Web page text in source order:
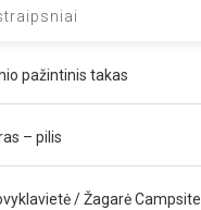
pažintinis takas
– pilis
/ Žagarė Campsite